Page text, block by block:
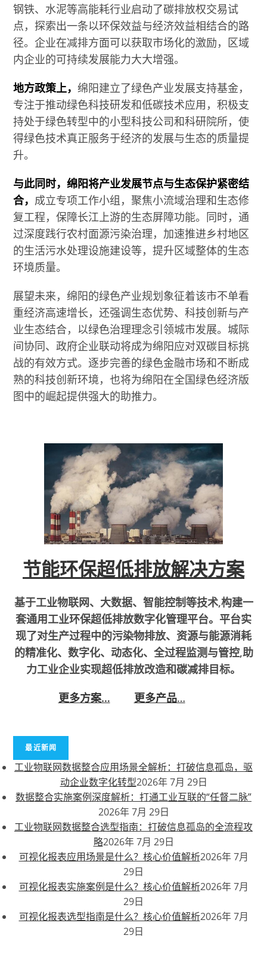
钢铁、水泥等高能耗行业启动了碳排放权交易试
点，探索出一条以环保效益与经济效益相结合的路
径。企业在减排方面可以获取市场化的激励，区域
内企业的可持续发展能力大大增强。
地方政策上，绵阳建立了绿色产业发展支持基金，
专注于推动绿色科技研发和低碳技术应用，积极支
持处于绿色转型中的小型科技公司和科研院所，使
得绿色技术真正服务于经济的发展与生态的质量提
升。
与此同时，绵阳将产业发展节点与生态保护紧密结
合， 成立专项工作小组，聚焦小流域治理和生态修
复工程，保障长江上游的生态屏障功能。同时，通
过深度践行农村面源污染治理，加速推进乡村地区
的生活污水处理设施建设等，提升区域整体的生态
环境质量。
展望未来，绵阳的绿色产业规划象征着该市不单看
重经济高速增长，还强调生态优势、科技创新与产
业生态结合，以绿色治理理念引领城市发展。城际
间协同、政府企业联动将成为绵阳应对双碳目标挑
战的有效方式。逐步完善的绿色金融市场和不断成
熟的科技创新环境，也将为绵阳在全国绿色经济版
图中的崛起提供强大的助推力。
节能环保超低排放解决方案
基于工业物联网、大数据、智能控制等技术,构建一
套通用工业环保超低排放数字化管理平台。平台实
现了对生产过程中的污染物排放、资源与能源消耗
的精准化、数字化、动态化、全过程监测与管控,助
力工业企业实现超低排放改造和碳减排目标。
更多方案…
更多产品…
最近新闻
工业物联网数据整合应用场景全解析：打破信息孤岛，驱
动企业数字化转型2026年 7月 29日
数据整合实施案例深度解析：打通工业互联的“任督二脉”
2026年 7月 29日
工业物联网数据整合选型指南：打破信息孤岛的全流程攻
略2026年 7月 29日
可视化报表应用场景是什么？核心价值解析2026年 7月
29日
可视化报表实施案例是什么？核心价值解析2026年 7月
29日
可视化报表选型指南是什么？核心价值解析2026年 7月
29日